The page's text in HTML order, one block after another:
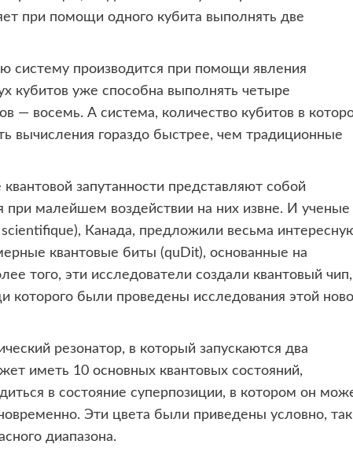
при помощи одного кубита выполнять две
систему производится при помощи явления
кубитов уже способна выполнять четыре
— восемь. А система, количество кубитов в
вычисления гораздо быстрее, чем традиционные
запутанности представляют собой
малейшем воздействии на них извне. И ученые
Канада, предложили весьма
квантовые биты (quDit), основанные на
того, эти исследователи создали квантовый чип,
были проведены исследования этой
резонатор, в который запускаются два
иметь 10 основных квантовых состояний,
в состояние суперпозиции, в котором он
Эти цвета были приведены условно, так
диапазона.